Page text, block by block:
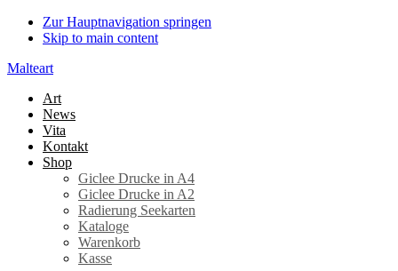
Zur Hauptnavigation springen
Skip to main content
Malteart
Art
News
Vita
Kontakt
Shop
Giclee Drucke in A4
Giclee Drucke in A2
Radierung Seekarten
Kataloge
Warenkorb
Kasse